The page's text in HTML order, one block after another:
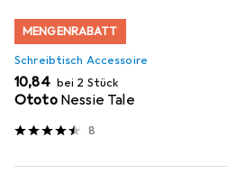
MENGENRABATT
Schreibtisch Accessoire
EUR
10,84 bei 2 Stück
Ototo Nessie Tale
8